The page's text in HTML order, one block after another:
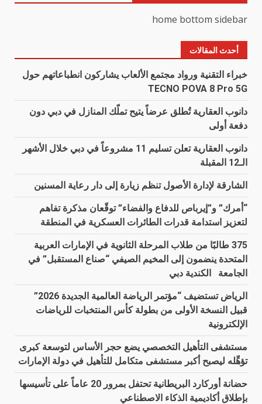
home bottom sidebar
أحدث المقالات
خبراء التقنية ورواد مجتمع الألعاب يشاركون انطباعاتهم حول
TECNO POVA 8 Pro 5G
دانوب العقارية تُطلق عرضاً يتيح تملّك المنازل في دبي دون
دفعة أولى
دانوب العقارية تعلن تسليم 11 مشروعاً في دبي خلال الأشهر
الـ12 المقبلة
الشارقة لإدارة الأصول تنظم زيارة إلى دار رعاية المسنين
“أمرك” و”إيرباص للدفاع والفضاء” توقّعان مذكرة تفاهم
لتعزيز استدامة قدرات الطائرات العسكرية في المنطقة
375 طالبًا من طلاب المرحلة الثانوية في الإمارات العربية
المتحدة ينضمون إلى المخيم الصيفي “صناع المستقبل” في
الجامعة الكندية دبي
الرياض تستضيف “مؤتمر الرياضة العالمية الجديدة 2026”
قبيل النسخة الأولى من بطولة كأس المنتخبات للرياضات
الإلكترونية
مستشفى التأهيل التخصصي يضع حجر الأساس لتوسعة كبرى
تؤهِّله ليصبح أكبر مستشفى متكامل للتأهيل في دولة الإمارات
حضانة أوركارد البريطانية تحتفل بمرور 20 عاماً على تأسيسها
بإطلاق أكاديمية الذكاء الاصطناعي